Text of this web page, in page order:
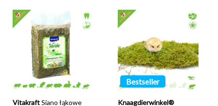
Vitakraft Siano łąkowe
Bestseller
Knaagdierwinkel®